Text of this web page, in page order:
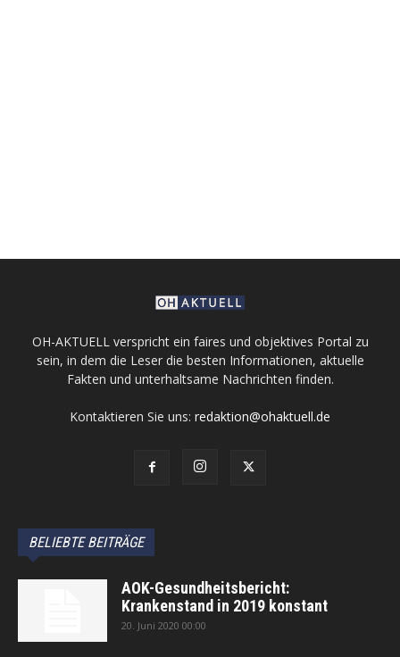
OH-AKTUELL verspricht ein faires und objektives Portal zu
sein, in dem die Leser die besten Informationen, aktuelle
Fakten und unterhaltsame Nachrichten finden.
Kontaktieren Sie uns: redaktion@ohaktuell.de
BELIEBTE BEITRÄGE
AOK-Gesundheitsbericht:
Krankenstand in 2019 konstant
20. Juni 2020 00:00